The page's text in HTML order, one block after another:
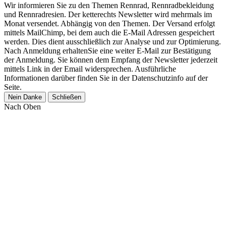
Wir informieren Sie zu den Themen Rennrad, Rennradbekleidung
und Rennradresien. Der ketterechts Newsletter wird mehrmals im
Monat versendet. Abhängig von den Themen. Der Versand erfolgt
mittels MailChimp, bei dem auch die E-Mail Adressen gespeichert
werden. Dies dient ausschließlich zur Analyse und zur Optimierung.
Nach Anmeldung erhaltenSie eine weiter E-Mail zur Bestätigung
der Anmeldung. Sie können dem Empfang der Newsletter jederzeit
mittels Link in der Email widersprechen. Ausführliche
Informationen darüber finden Sie in der Datenschutzinfo auf der
Seite.
Nein Danke Schließen
Nach Oben